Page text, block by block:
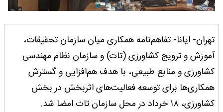
تهران- ایانا- تفاهم‌نامه همکاری میان سازمان تحقیقات،
آموزش و ترویج کشاورزی (تات) و سازمان نظام مهندسی
کشاورزی و منابع طبیعی، با هدف هم‌افزایی و گسترش
همکاری‌ها برای توسعه فعالیت‌های اثربخش در بخش
کشاورزی، ۱۸ خرداد در محل سازمان تات امضا شد.